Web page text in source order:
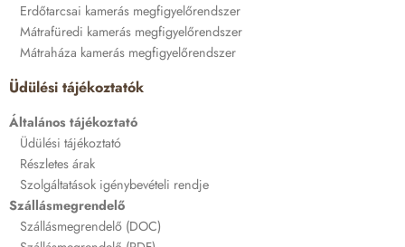
Erdőtarcsai kamerás megfigyelőrendszer
Mátrafüredi kamerás megfigyelőrendszer
Mátraháza kamerás megfigyelőrendszer
Üdülési tájékoztatók
Általános tájékoztató
Üdülési tájékoztató
Részletes árak
Szolgáltatások igénybevételi rendje
Szállásmegrendelő
Szállásmegrendelő (DOC)